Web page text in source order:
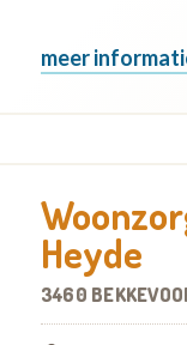
meer
Heyde
3460